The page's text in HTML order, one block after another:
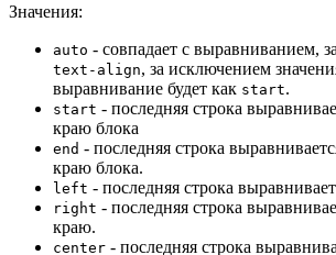
Значения:
auto - совпадает с выравниванием,
text-align, за исключением
выравнивание будет как start.
start - последняя строка
краю блока
end - последняя строка
краю блока.
left - последняя строка
right - последняя строка
краю.
center - последняя строка